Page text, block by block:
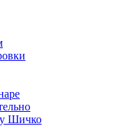
Шичко